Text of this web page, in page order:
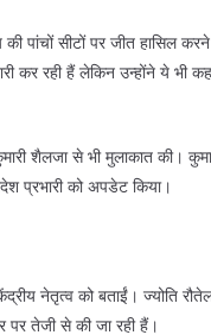
की पांचों सीटों पर जीत हासिल
कर रही हैं लेकिन उन्होंने ये भी
शैलजा से भी मुलाकात की।
प्रभारी को अपडेट किया।
नेतृत्व को बताईं। ज्योति
पर तेजी से की जा रही हैं।